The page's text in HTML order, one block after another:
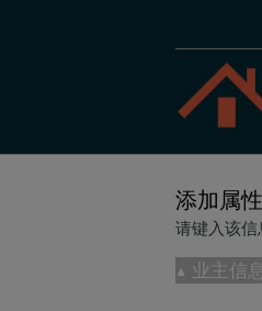
添加属性
请键入该信
▲ 业主信息